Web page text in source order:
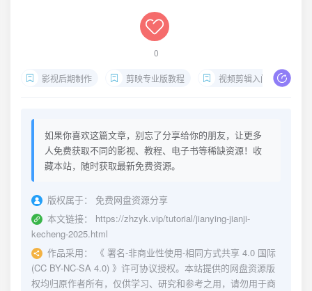
0
影视后期制作 剪映专业版教程 视频剪辑入门课程
如果你喜欢这篇文章，别忘了分享给你的朋友，让更多
人免费获取不同的影视、教程、电子书等稀缺资源！收
藏本站，随时获取最新免费资源。
版权属于：
免费网盘资源分享
本文链接：
https://zhzyk.vip/tutorial/jianying-jianji-
kecheng-2025.html
作品采用：
《 署名-非商业性使用-相同方式共享 4.0 国际
(CC BY-NC-SA 4.0) 》许可协议授权。本站提供的网盘资源版
权均归原作者所有，仅供学习、研究和参考之用，请勿用于商